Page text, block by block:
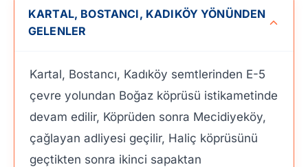
KARTAL, BOSTANCI, KADIKÖY YÖNÜNDEN
GELENLER
Kartal, Bostancı, Kadıköy semtlerinden E-5
çevre yolundan Boğaz köprüsü istikametinde
devam edilir, Köprüden sonra Mecidiyeköy,
çağlayan adliyesi geçilir, Haliç köprüsünü
geçtikten sonra ikinci sapaktan